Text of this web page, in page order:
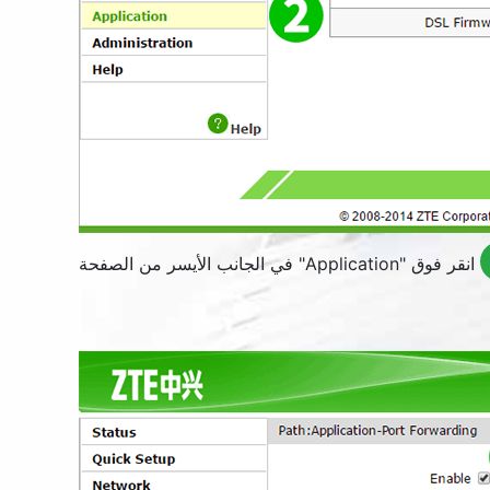
انقر فوق "Application" في الجانب الأيسر من الصفحة